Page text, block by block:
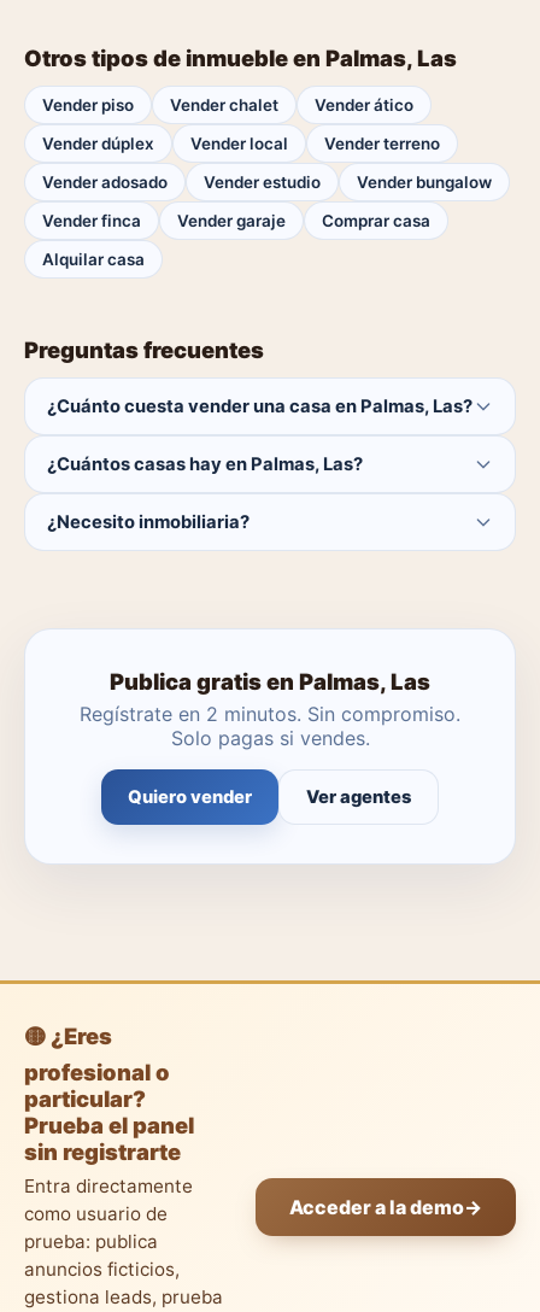
Otros tipos de inmueble en Palmas, Las
Vender piso Vender chalet
Vender ático
Vender dúplex
Vender local
Vender terreno
Vender adosado
Vender estudio
Vender bungalow
Vender finca
Vender garaje
Comprar casa
Alquilar casa
Preguntas frecuentes
¿Cuánto cuesta vender una casa en Palmas, Las?
cierra la venta.
¿Cuántos casas hay en Palmas, Las?
catálogo se actualiza a diario.
¿Necesito inmobiliaria?
Publica gratis en Palmas, Las
Regístrate en 2 minutos. Sin compromiso.
Solo pagas si vendes.
Quiero vender Ver agentes
🟡 ¿Eres
profesional o
particular?
Prueba el panel
sin registrarte
Entra directamente
como usuario de
prueba: publica
anuncios ficticios,
gestiona leads, prueba
Acceder a la demo→